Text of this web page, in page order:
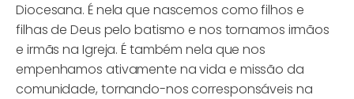
Diocesana. É nela que nascemos como filhos e
filhas de Deus pelo batismo e nos tornamos irmãos
e irmãs na Igreja. É também nela que nos
empenhamos ativamente na vida e missão da
comunidade, tornando-nos corresponsáveis na